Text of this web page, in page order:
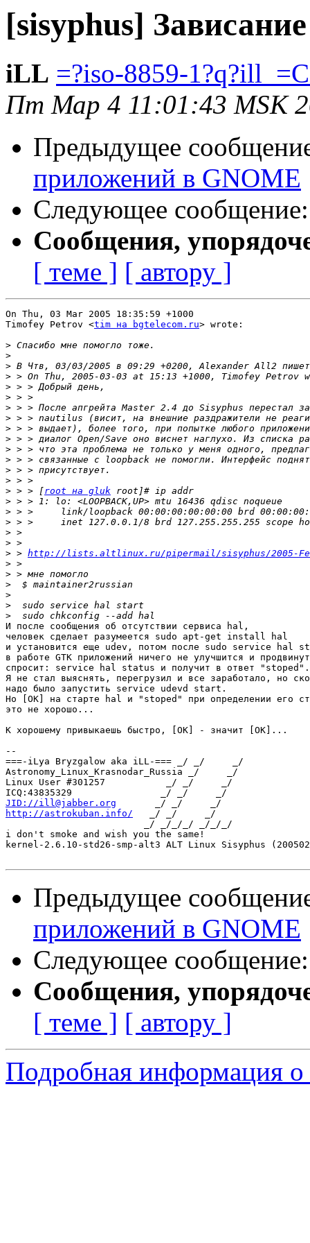
[sisyphus]
iLL =?iso-8859-
Пт Мар 4 11:01:43 MSK
Предыдущее
приложений в GNOME
Следующее
Сообщения,
[ теме ] [ автору ]
On Thu, 03 Mar 2005 18:35:59 +1000
Timofey Petrov <tim на bgtelecom.ru> wrote:
>
>
>
>
>
>
>
>
>
>
>
>
>
>
> > > [root на gluk
>
>
>
>
>
> > http://lists.altlinux.ru/pipermail/sisyphus/2005-
>
>
>
>
>
>
И после сообщения об отсутствии сервиса hal,
человек сделает разумеется sudo apt-get install hal
и установится еще udev, потом после sudo service hal
в работе GTK приложений ничего не улучшится и
спросит: service hal status и получит в ответ
Я не стал выяснять, перегрузил и все заработало, но
надо было запустить service udevd start.
Но [OK] на старте hal и "stoped" при определении его
это не хорошо...
К хорошему привыкаешь быстро, [OK] - значит [OK]...
--
===-iLya Bryzgalow aka iLL-=== _/ _/     _/
Astronomy_Linux_Krasnodar_Russia _/     _/
Linux User #301257           _/ _/     _/
JID://ill@jabber.org
http://astrokuban.info/
   _/ _/     _/
                         _/ _/_/_/ _/_/_/
i don't smoke and wish you the same!
kernel-2.6.10-std26-smp-alt3 ALT Linux Sisyphus
Предыдущее
приложений в GNOME
Следующее
Сообщения,
[ теме ] [ автору ]
Подробная информация о